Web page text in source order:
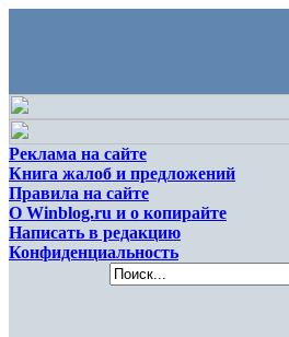
Реклама на сайте
Книга жалоб и предложений
Правила на сайте
О Winblog.ru и о копирайте
Написать в редакцию
Конфиденциальность